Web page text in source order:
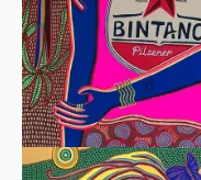
CHILDREN OF AMED